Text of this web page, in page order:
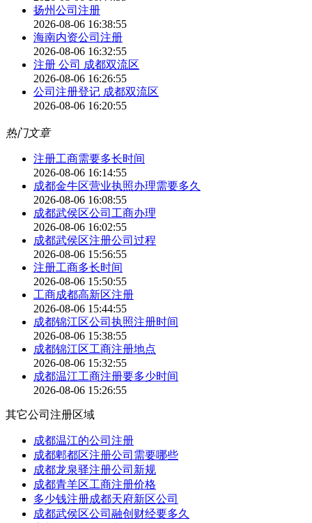
扬州公司注册
2026-08-06 16:38:55
海南内资公司注册
2026-08-06 16:32:55
注册 公司 成都双流区
2026-08-06 16:26:55
公司注册登记 成都双流区
2026-08-06 16:20:55
热门文章
注册工商需要多长时间
2026-08-06 16:14:55
成都金牛区营业执照办理需要多久
2026-08-06 16:08:55
成都武侯区公司工商办理
2026-08-06 16:02:55
成都武侯区注册公司过程
2026-08-06 15:56:55
注册工商多长时间
2026-08-06 15:50:55
工商成都高新区注册
2026-08-06 15:44:55
成都锦江区公司执照注册时间
2026-08-06 15:38:55
成都锦江区工商注册地点
2026-08-06 15:32:55
成都温江工商注册要多少时间
2026-08-06 15:26:55
其它公司注册区域
成都温江的公司注册
成都郫都区注册公司需要哪些
成都龙泉驿注册公司新规
成都青羊区工商注册价格
多少钱注册成都天府新区公司
成都武侯区公司融创财经要多久